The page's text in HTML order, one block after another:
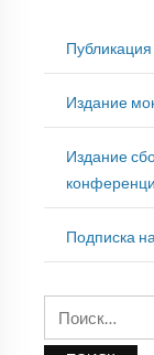
Публикация
Издание
Издание
Подписка